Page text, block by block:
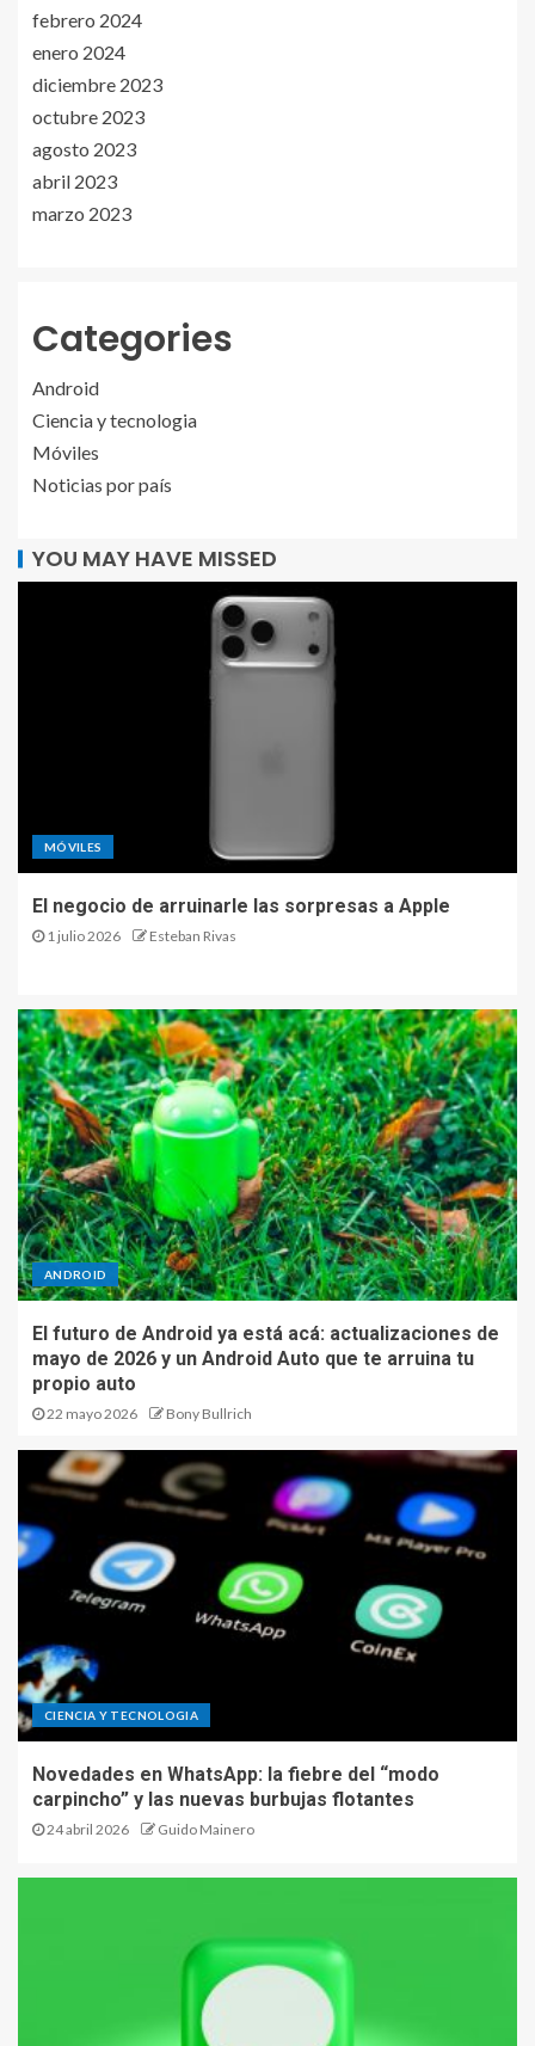
febrero 2024
enero 2024
diciembre 2023
octubre 2023
agosto 2023
abril 2023
marzo 2023
Categories
Android
Ciencia y tecnologia
Móviles
Noticias por país
YOU MAY HAVE MISSED
MÓVILES
El negocio de arruinarle las sorpresas a Apple
1 julio 2026 Esteban Rivas
ANDROID
El futuro de Android ya está acá: actualizaciones de
mayo de 2026 y un Android Auto que te arruina tu
propio auto
22 mayo 2026 Bony Bullrich
CIENCIA Y TECNOLOGIA
Novedades en WhatsApp: la fiebre del “modo
carpincho” y las nuevas burbujas flotantes
24 abril 2026 Guido Mainero